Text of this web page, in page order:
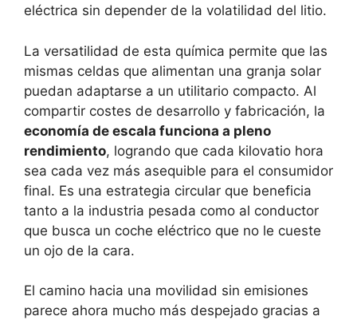
eléctrica sin depender de la volatilidad del litio.
La versatilidad de esta química permite que las
mismas celdas que alimentan una granja solar
puedan adaptarse a un utilitario compacto. Al
compartir costes de desarrollo y fabricación, la
economía de escala funciona a pleno
rendimiento, logrando que cada kilovatio hora
sea cada vez más asequible para el consumidor
final. Es una estrategia circular que beneficia
tanto a la industria pesada como al conductor
que busca un coche eléctrico que no le cueste
un ojo de la cara.
El camino hacia una movilidad sin emisiones
parece ahora mucho más despejado gracias a